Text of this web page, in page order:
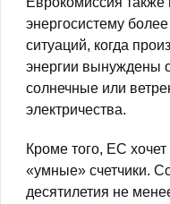
энергосистему
ситуаций, когда
энергии вынуждены
солнечные или
электричества.
Кроме того, ЕС
«умные» счетчики.
десятилетия не